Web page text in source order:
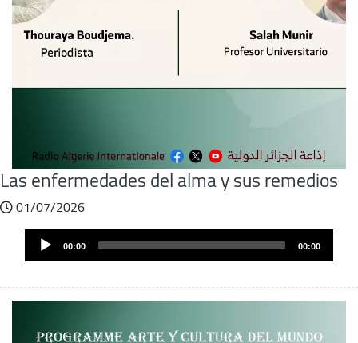
Las enfermedades del alma y sus remedios
01/07/2026
Archivo
audio
Audio
Player 00:00 00:00